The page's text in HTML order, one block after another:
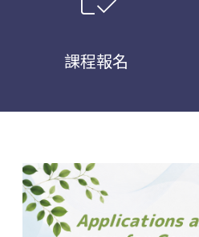
課程報名